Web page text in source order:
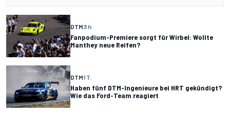
DTM3 h
Fanpodium-Premiere sorgt für Wirbel: Wollte
Manthey neue Reifen?
DTM1 T.
Haben fünf DTM-Ingenieure bei HRT gekündigt?
Wie das Ford-Team reagiert